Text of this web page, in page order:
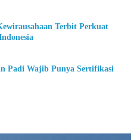
Terbit Perkuat
Padi Wajib Punya Sertifikasi